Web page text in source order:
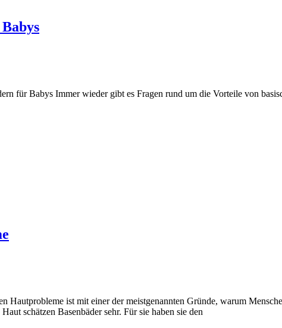
für Babys Immer wieder gibt es Fragen rund um die Vorteile von
Hautprobleme ist mit einer der meistgenannten Gründe, warum
schätzen Basenbäder sehr. Für sie haben sie den